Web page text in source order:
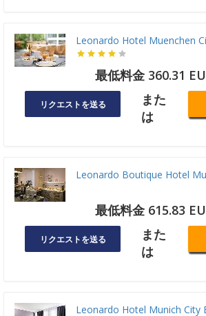
Leonardo Hotel Muenchen
最低料金 360.31
リクエストを送る
また
は
Leonardo Boutique Hotel
最低料金 615.83
リクエストを送る
また
は
Leonardo Hotel Munich City